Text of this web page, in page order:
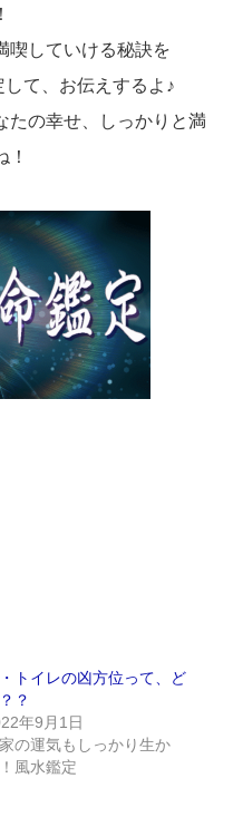
喫していける秘訣を
て、お伝えするよ♪
たの幸せ、しっかりと満
！
トイレの凶方位って、ど
？
年9月1日
の運気もしっかり生か
風水鑑定